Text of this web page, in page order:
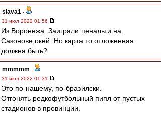
slava1 -
31 июл 2022 01:56
Из Воронежа. Заиграли пенальти на
Сазонове,окей. Но карта то отложенная
должна быть?
mmmmm -
31 июл 2022 01:31
Это по-нашему, по-бразилски.
Отгонять редкофутбольный пипл от пустых
стадионов в провинции.